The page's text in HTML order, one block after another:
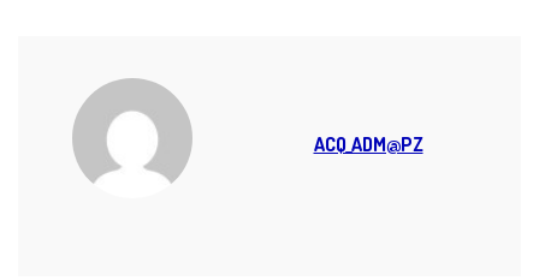
ACQ_ADM@PZ